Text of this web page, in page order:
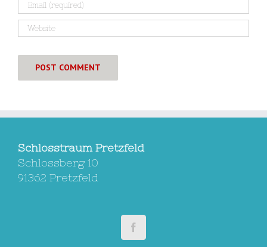
Schlosstraum Pretzfeld
Schlossberg 10
91362 Pretzfeld